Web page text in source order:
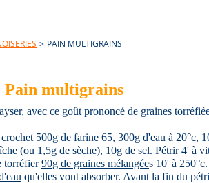
> PAIN MULTIGRAINS
Pain multigrains
avec ce goût prononcé de graines
500g de farine 65, 300g d'eau à 20°c,
(ou 1,5g de sèche), 10g de sel. Pétrir 4' à
torréfier90g de graines mélangées 10' à
qu'elles vont absorber. Avant la fin du